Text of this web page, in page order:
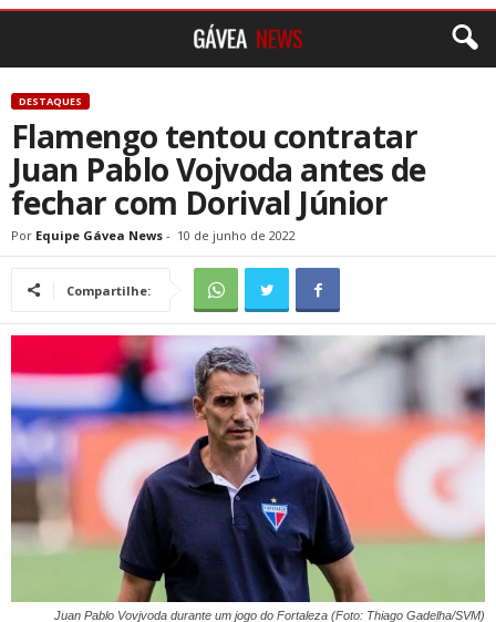
DESTAQUES
Flamengo tentou contratar
Juan Pablo Vojvoda antes de
fechar com Dorival Júnior
Por Equipe Gávea News - 10 de junho de 2022
Compartilhe:
Juan Pablo Vovjvoda durante um jogo do Fortaleza (Foto: Thiago Gadelha/SVM)